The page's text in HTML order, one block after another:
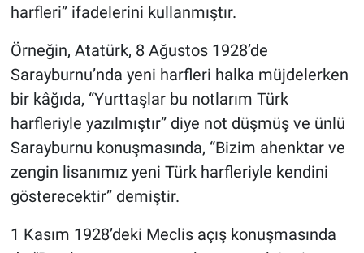
harfleri” ifadelerini kullanmıştır.
Örneğin, Atatürk, 8 Ağustos 1928’de
Sarayburnu’nda yeni harfleri halka müjdelerken
bir kâğıda, “Yurttaşlar bu notlarım Türk
harfleriyle yazılmıştır” diye not düşmüş ve ünlü
Sarayburnu konuşmasında, “Bizim ahenktar ve
zengin lisanımız yeni Türk harfleriyle kendini
gösterecektir” demiştir.
1 Kasım 1928’deki Meclis açış konuşmasında